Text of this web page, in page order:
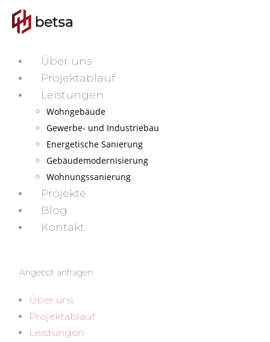
Über uns
Projektablauf
Leistungen
Wohngebäude
Gewerbe- und Industriebau
Energetische Sanierung
Gebäudemodernisierung
Wohnungssanierung
Projekte
Blog
Kontakt
Angebot anfragen
Über uns
Projektablauf
Leistungen